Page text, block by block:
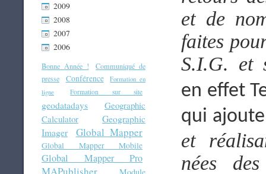
2009
2008
2007
2006
Bonne Année !
Communiqué de
presse
Conférence
Formation en
ligne
Formation sur site
geodatadays
Geographic
Calculator
Geographic
Imager
Global Mapper
Global Mapper Mobile
Global Mapper Pro
et de
faites
S.I.G. et
en effet
qui
et
nées